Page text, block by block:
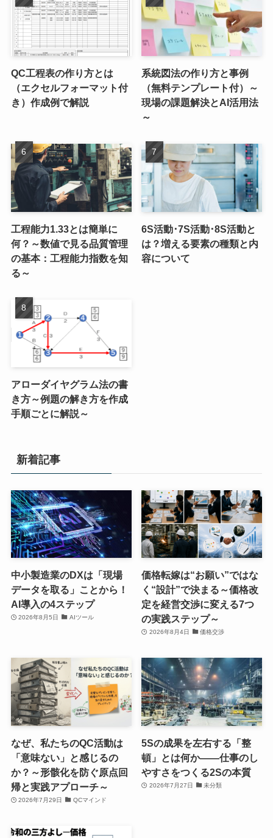
QC工程表の作り方とは
（エクセルフォーマット付
き）作成例で解説
系統図法の作り方と事例
（無料テンプレート付）～
現場の課題解決とAI活用法
～
工程能力1.33とは簡単に
何？～数値で見る品質管理
の基本：工程能力指数を知
る～
6S活動･7S活動･8S活動と
は？増える要素の種類と内
容について
アローダイヤグラム法の書
き方～例題の解き方を作成
手順ごとに解説～
新着記事
中小製造業のDXは「現場
データを取る」ことから！
AI導入の4ステップ
2026年8月5日 AIツール
価格転嫁は“お願い”ではな
く“設計”で決まる～価格改
定を経営交渉に変える7つ
の実践ステップ～
2026年8月4日 価格交渉
なぜ、私たちのQC活動は
「意味ない」と感じるの
か？～形骸化を防ぐ原点回
帰と実践アプローチ～
2026年7月29日 QCマインド
5Sの成果を左右する「整
頓」とは何か――仕事のし
やすさをつくる2Sの本質
2026年7月27日 未分類